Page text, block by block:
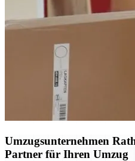
Umzugsunternehmen
Partner für Ihren Umzug